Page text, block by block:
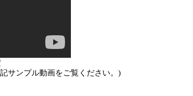
サンプル動画をご覧ください。)